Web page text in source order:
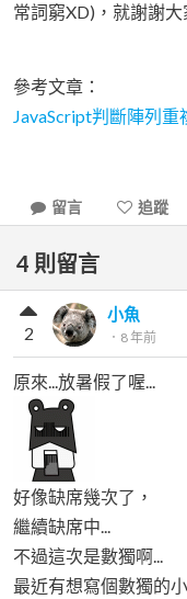
常詞窮XD)，就謝謝大
參考文章：
JavaScript判斷陣列
留言 追蹤
4 則留言
小魚
． 8 年前
2
原來...放暑假了喔...
好像缺席幾次了，
繼續缺席中...
不過這次是數獨啊...
最近有想寫個數獨的